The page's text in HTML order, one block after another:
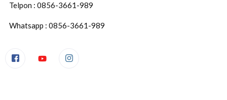
Telpon : 0856-3661-989
Whatsapp : 0856-3661-989